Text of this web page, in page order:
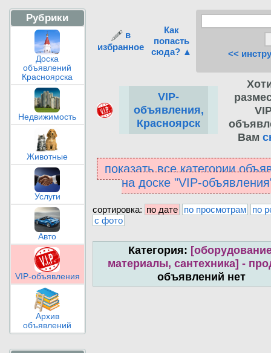
Рубрики
Доска
объявлений
Красноярска
Недвижимость
Животные
Услуги
Авто
VIP-объявления
Архив
объявлений
в
избранное
Как
попасть
сюда? ▲
<<
VIP-
объявления,
Красноярск
Вам
показать все категории
на доске "VIP-
сортировка: по дате по просмотрам
по
с фото
Категория:
материалы, сантехника] -
объявлений нет